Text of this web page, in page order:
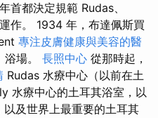
年首都決定規範 Rudas、
作。 1934 年，布達佩斯買
專注皮膚健康與美容的醫
場。 長照中心 從那時起，
Rudas 水療中心（以前在土
水療中心的土耳其浴室，以
及世界上最重要的土耳其